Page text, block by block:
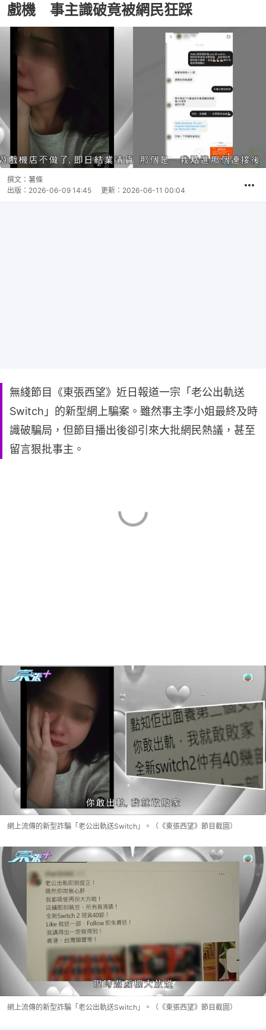
戲機 事主識破竟被網民狂踩
撰文： 薯條
出版： 2026-06-09 14:45 更新： 2026-06-11 00:04
無綫節目《東張西望》近日報道一宗「老公出軌送
Switch」的新型網上騙案。雖然事主李小姐最終及時
識破騙局，但節目播出後卻引來大批網民熱議，甚至
留言狠批事主。
網上流傳的新型詐騙「老公出軌送Switch」。（《東張西望》節目截圖）
網上流傳的新型詐騙「老公出軌送Switch」。（《東張西望》節目截圖）